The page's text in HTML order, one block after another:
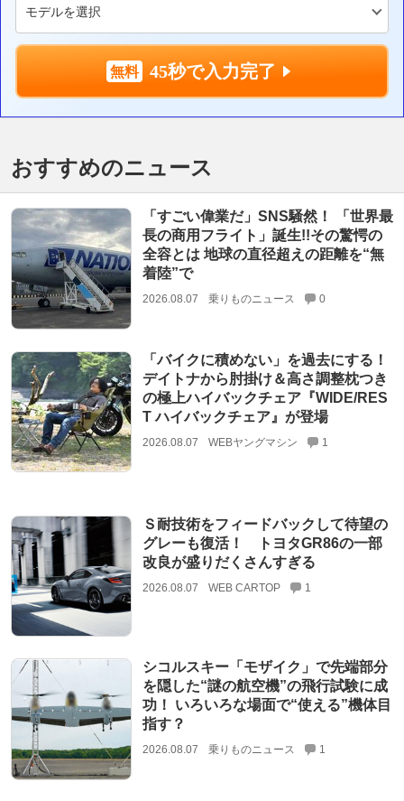
45秒で入力完了
おすすめのニュース
「すごい偉業だ」SNS騒然！ 「世界最
長の商用フライト」誕生!!その驚愕の
全容とは 地球の直径超えの距離を“無
着陸”で
2026.08.07 乗りものニュース 0
「バイクに積めない」を過去にする！
デイトナから肘掛け＆高さ調整枕つき
の極上ハイバックチェア『WIDE/RES
T ハイバックチェア』が登場
2026.08.07 WEBヤングマシン 1
Ｓ耐技術をフィードバックして待望の
グレーも復活！ トヨタGR86の一部
改良が盛りだくさんすぎる
2026.08.07 WEB CARTOP 1
シコルスキー「モザイク」で先端部分
を隠した“謎の航空機”の飛行試験に成
功！ いろいろな場面で“使える”機体目
指す？
2026.08.07 乗りものニュース 1